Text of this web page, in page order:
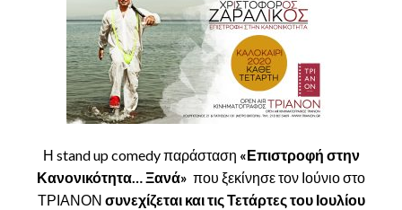
Η stand up comedy παράσταση «Επιστροφή στην
Κανονικότητα… Ξανά» που ξεκίνησε τον Ιούνιο στο
ΤΡΙΑΝΟΝ συνεχίζεται και τις Τετάρτες του Ιουλίου